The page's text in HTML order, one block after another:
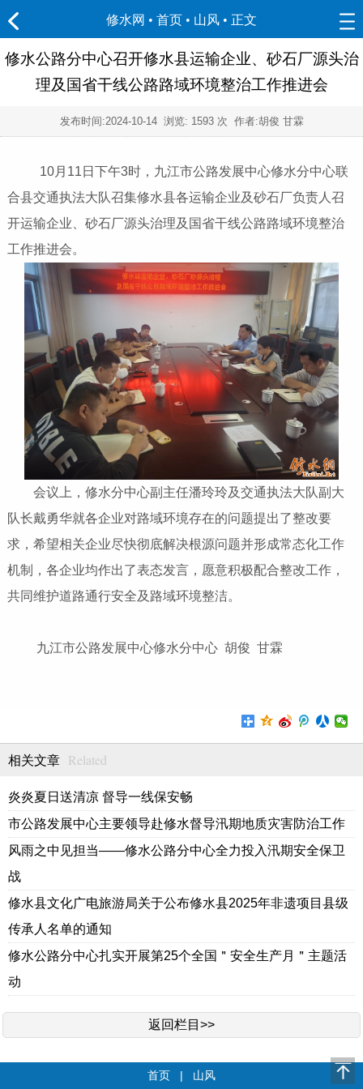
修水网 • 首页 • 山风 • 正文
修水公路分中心召开修水县运输企业、砂石厂源头治
理及国省干线公路路域环境整治工作推进会
发布时间:2024-10-14浏览: 1593 次 作者:胡俊 甘霖
10月11日下午3时，九江市公路发展中心修水分中心联
合县交通执法大队召集修水县各运输企业及砂石厂负责人召
开运输企业、砂石厂源头治理及国省干线公路路域环境整治
工作推进会。
会议上，修水分中心副主任潘玲玲及交通执法大队副大
队长戴勇华就各企业对路域环境存在的问题提出了整改要
求，希望相关企业尽快彻底解决根源问题并形成常态化工作
机制，各企业均作出了表态发言，愿意积极配合整改工作，
共同维护道路通行安全及路域环境整洁。
九江市公路发展中心修水分中心 胡俊 甘霖
相关文章 Related
炎炎夏日送清凉 督导一线保安畅
市公路发展中心主要领导赴修水督导汛期地质灾害防治工作
风雨之中见担当——修水公路分中心全力投入汛期安全保卫
战
修水县文化广电旅游局关于公布修水县2025年非遗项目县级
传承人名单的通知
修水公路分中心扎实开展第25个全国＂安全生产月＂主题活
动
返回栏目>>
首页 | 山风